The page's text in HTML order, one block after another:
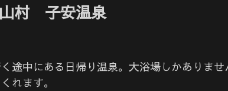
村 子安温泉
途中にある日帰り温泉。大浴場しかありま
れます。